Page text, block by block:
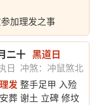
加理发之事
二十 黑道日
日 冲煞：冲鼠煞北
理发 整手足甲 入殓
葬 谢土 立碑 修坟